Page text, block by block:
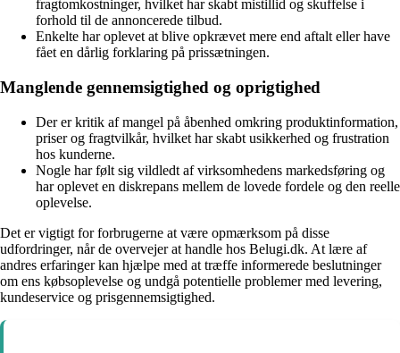
fragtomkostninger, hvilket har skabt mistillid og skuffelse i
forhold til de annoncerede tilbud.
Enkelte har oplevet at blive opkrævet mere end aftalt eller have
fået en dårlig forklaring på prissætningen.
Manglende gennemsigtighed og oprigtighed
Der er kritik af mangel på åbenhed omkring produktinformation,
priser og fragtvilkår, hvilket har skabt usikkerhed og frustration
hos kunderne.
Nogle har følt sig vildledt af virksomhedens markedsføring og
har oplevet en diskrepans mellem de lovede fordele og den reelle
oplevelse.
Det er vigtigt for forbrugerne at være opmærksom på disse
udfordringer, når de overvejer at handle hos Belugi.dk. At lære af
andres erfaringer kan hjælpe med at træffe informerede beslutninger
om ens købsoplevelse og undgå potentielle problemer med levering,
kundeservice og prisgennemsigtighed.